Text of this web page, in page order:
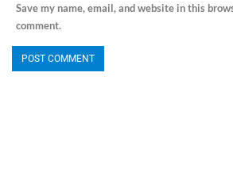
Save my name, email, and website in this
comment.